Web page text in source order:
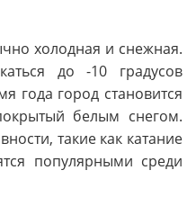
холодная и снежная.
до -10 градусов
года город становится
белым снегом.
такие как катание
популярными среди